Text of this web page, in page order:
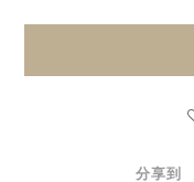
分享到